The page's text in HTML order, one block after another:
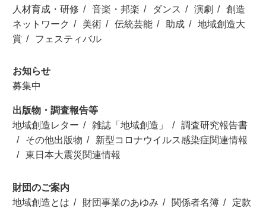
人材育成・研修
音楽・邦楽 ダンス 演劇
創造
ネットワーク
美術 伝統芸能 助成
地域創造大
賞
フェスティバル
お知らせ
募集中
出版物・調査報告等
地域創造レター
雑誌「地域創造」
調査研究報告書
その他出版物
新型コロナウイルス感染症関連情報
東日本大震災関連情報
財団のご案内
地域創造とは
財団事業のあゆみ 関係者名簿
定款